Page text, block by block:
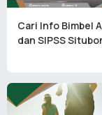
Cari Info Bimbel
dan SIPSS